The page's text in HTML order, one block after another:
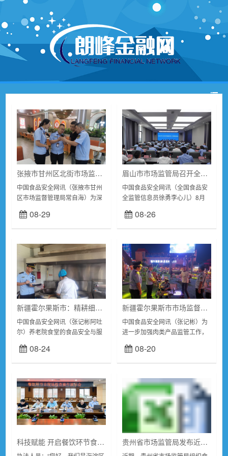
张掖市甘州区北街市场监管所：强化网络餐饮监管 守护网络供餐安全
中国食品安全网讯（张掖市甘州
区市场监督管理局常自海）为深
作，进一步规范网络餐饮单位经
营行为。近日，张掖市甘州区北
08-29
眉山市市场监管局召开全市市场监管系统工作推进会
中国食品安全网讯（全国食品安
全监管信息员徐勇李心儿）8月
召开全市市场监管系统工作推进
会。会议全面贯彻落实党的二十
08-26
新疆霍尔果斯市：精耕细作监管田 呵护养老食堂安
中国食品安全网讯（张记彬阿吐
尔）养老院食堂的食品安全与服
社会稳定的重要议题。新疆霍尔
果斯市市场监督管理局肩负着保
08-24
新疆霍尔果斯市市场监督管理局开展肉制品专项整治工作
中国食品安全网讯（张记彬）为
进一步加强肉类产品监管工作，
品安全隐患，霍尔果斯市市场监
督管理局联合市公安局开展严厉
08-20
科技赋能 开启餐饮环节食品安全“云端监管”时代 贵州省市场监管局发布近日关于34批次食品抽检不合格情况的通告